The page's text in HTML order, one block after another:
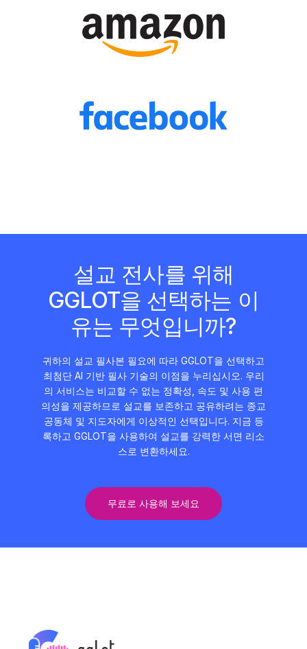
설교 전사를 위해
GGLOT을 선택하는 이
유는 무엇입니까?
귀하의 설교 필사본 필요에 따라 GGLOT을 선택하고
최첨단 AI 기반 필사 기술의 이점을 누리십시오. 우리
의 서비스는 비교할 수 없는 정확성, 속도 및 사용 편
의성을 제공하므로 설교를 보존하고 공유하려는 종교
공동체 및 지도자에게 이상적인 선택입니다. 지금 등
록하고 GGLOT을 사용하여 설교를 강력한 서면 리소
스로 변환하세요.
무료로 사용해 보세요